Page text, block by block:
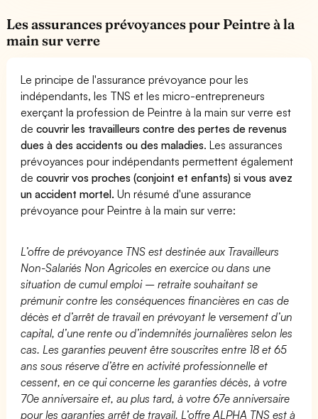
Les assurances prévoyances pour Peintre à la
main sur verre
Le principe de l'assurance prévoyance pour les
indépendants, les TNS et les micro-entrepreneurs
exerçant la profession de Peintre à la main sur verre est
decouvrir les travailleurs contre des pertes de revenus
dues à des accidents ou des maladies. Les assurances
prévoyances pour indépendants permettent également
decouvrir vos proches (conjoint et enfants) si vous avez
un accident mortel. Un résumé d'une assurance
prévoyance pour Peintre à la main sur verre:
L’offre de prévoyance TNS est destinée aux Travailleurs
Non-Salariés Non Agricoles en exercice ou dans une
situation de cumul emploi – retraite souhaitant se
prémunir contre les conséquences financières en cas de
décès et d’arrêt de travail en prévoyant le versement d’un
capital, d’une rente ou d’indemnités journalières selon les
cas. Les garanties peuvent être souscrites entre 18 et 65
ans sous réserve d’être en activité professionnelle et
cessent, en ce qui concerne les garanties décès, à votre
70e anniversaire et, au plus tard, à votre 67e anniversaire
pour les garanties arrêt de travail. L’offre ALPHA TNS est à